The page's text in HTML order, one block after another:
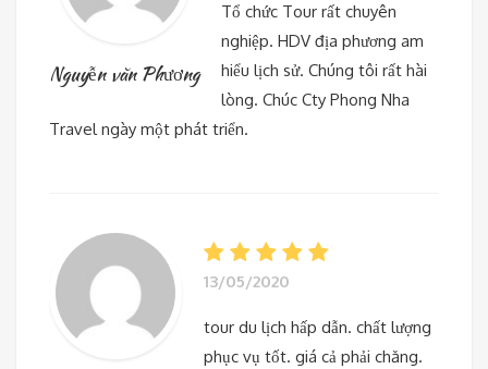
Nguyễn văn Phương
Tổ chức Tour rất chuyên
nghiệp. HDV địa phương am
hiểu lịch sử. Chúng tôi rất hài
lòng. Chúc Cty Phong Nha
Travel ngày một phát triển.
13/05/2020
tour du lịch hấp dẫn. chất lượng
phục vụ tốt. giá cả phải chăng.